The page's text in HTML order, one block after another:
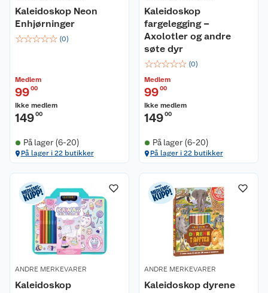
Kaleidoskop Neon
Enhjørninger
☆☆☆☆☆ (0)
Medlem
9900
Ikke medlem
14900
På lager (6-20)
På lager i 22 butikker
Kaleidoskop
fargelegging –
Axolotler og andre
søte dyr
☆☆☆☆☆ (0)
Medlem
9900
Ikke medlem
14900
På lager (6-20)
På lager i 22 butikker
ANDRE MERKEVARER
Kaleidoskop
ANDRE MERKEVARER
Kaleidoskop dyrene